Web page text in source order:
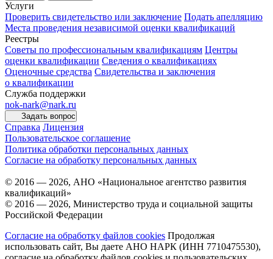
Услуги
Проверить свидетельство или заключение Подать апелляцию
Места проведения независимой оценки квалификаций
Реестры
Советы по профессиональным квалификациям Центры
оценки квалификации Сведения о квалификациях
Оценочные средства Свидетельства и заключения
о квалификации
Служба поддержки
nok-nark@nark.ru
Задать вопрос
Справка Лицензия
Пользовательское соглашение
Политика обработки персональных данных
Согласие на обработку персональных данных
© 2016 — 2026, АНО «Национальное агентство развития
квалификаций»
© 2016 — 2026, Министерство труда и социальной защиты
Российской Федерации
Согласие на обработку файлов cookies Продолжая
использовать сайт, Вы даете АНО НАРК (ИНН 7710475530),